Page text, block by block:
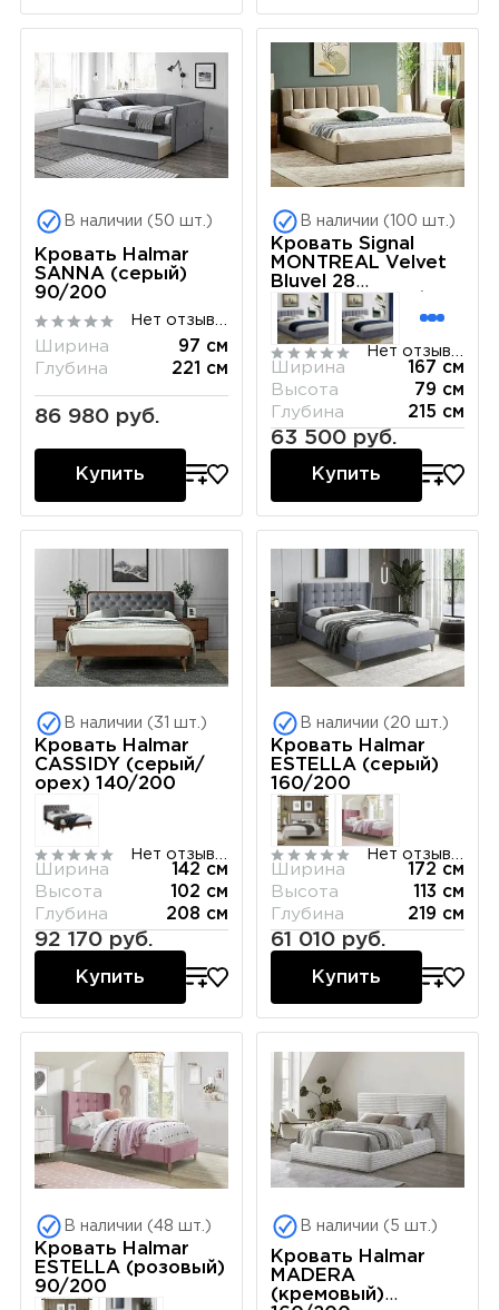
В наличии (50 шт.)
Кровать Halmar
SANNA (серый)
90/200
Ширина
97 см
Глубина
221 см
86 980 руб.
Купить
В наличии (100 шт.)
Кровать Signal
MONTREAL Velvet
Bluvel 28
(бежевый) 160/200
Ширина
167 см
Высота
79 см
Глубина
215 см
63 500 руб.
Купить
В наличии (31 шт.)
Кровать Halmar
CASSIDY (серый/
орех) 140/200
Ширина
142 см
Высота
102 см
Глубина
208 см
92 170 руб.
Купить
В наличии (20 шт.)
Кровать Halmar
ESTELLA (серый)
160/200
Ширина
172 см
Высота
113 см
Глубина
219 см
61 010 руб.
Купить
В наличии (48 шт.)
Кровать Halmar
ESTELLA (розовый)
90/200
В наличии (5 шт.)
Кровать Halmar
MADERA
(кремовый)